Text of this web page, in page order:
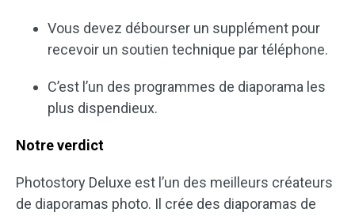
Vous devez débourser un supplément pour
recevoir un soutien technique par téléphone.
C’est l’un des programmes de diaporama les
plus dispendieux.
Notre verdict
Photostory Deluxe est l’un des meilleurs créateurs
de diaporamas photo. Il crée des diaporamas de